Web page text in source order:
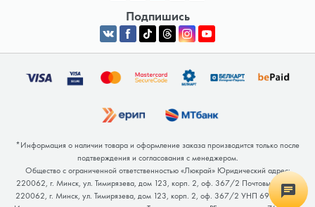
Подпишись
*Информация о наличии товара и оформление заказа производится только после
подтверждения и согласования с менеджером.
Общество с ограниченной ответственностью «Люкрай» Юридический адрес:
220062, г. Минск, ул. Тимирязева, дом 123, корп. 2, оф. 367/2 Почтовый адрес:
220062, г. Минск, ул. Тимирязева, дом 123, корп. 2, оф. 367/2 УНП 691764371